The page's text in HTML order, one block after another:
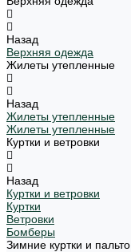
Назад
Верхняя одежда
Жилеты утепленные
Назад
Жилеты утепленные
Жилеты утепленные
Куртки и ветровки
Назад
Куртки и ветровки
Куртки
Ветровки
Бомберы
Зимние куртки и пальто